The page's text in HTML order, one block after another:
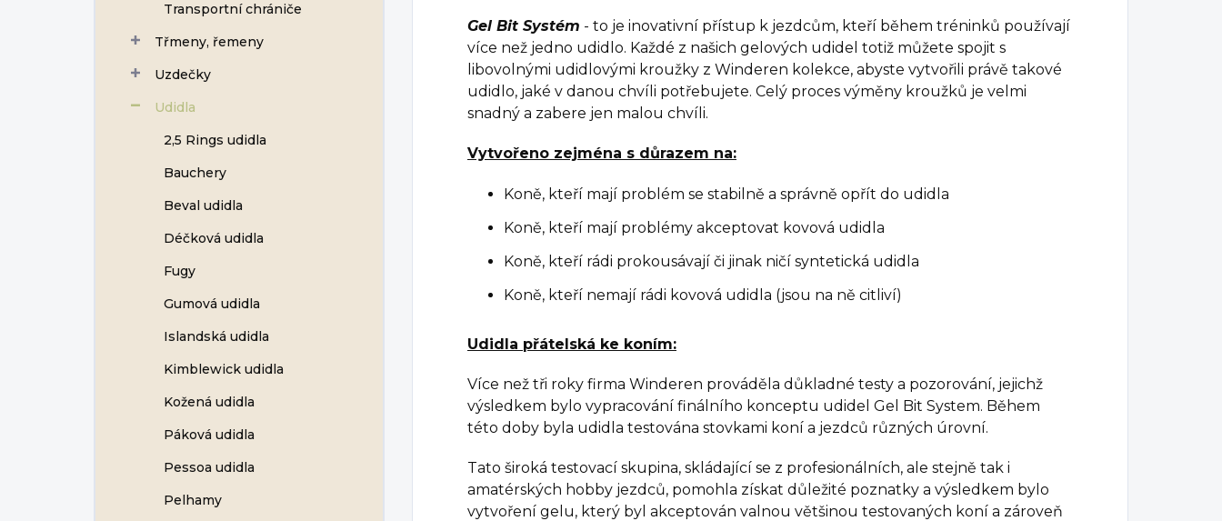
Transportní chrániče
Třmeny, řemeny
Uzdečky
Udidla
2,5 Rings udidla
Bauchery
Beval udidla
Déčková udidla
Fugy
Gumová udidla
Islandská udidla
Kimblewick udidla
Kožená udidla
Páková udidla
Pessoa udidla
Pelhamy
Gel Bit Systém - to je inovativní přístup k jezdcům, kteří během tréninků používají
více než jedno udidlo. Každé z našich gelových udidel totiž můžete spojit s
libovolnými udidlovými kroužky z Winderen kolekce, abyste vytvořili právě takové
udidlo, jaké v danou chvíli potřebujete. Celý proces výměny kroužků je velmi
snadný a zabere jen malou chvíli.
Vytvořeno zejména s důrazem na:
Koně, kteří mají problém se stabilně a správně opřít do udidla
Koně, kteří mají problémy akceptovat kovová udidla
Koně, kteří rádi prokousávají či jinak ničí syntetická udidla
Koně, kteří nemají rádi kovová udidla (jsou na ně citliví)
Udidla přátelská ke koním:
Více než tři roky firma Winderen prováděla důkladné testy a pozorování, jejichž
výsledkem bylo vypracování finálního konceptu udidel Gel Bit System. Během
této doby byla udidla testována stovkami koní a jezdců různých úrovní.
Tato široká testovací skupina, skládající se z profesionálních, ale stejně tak i
amatérských hobby jezdců, pomohla získat důležité poznatky a výsledkem bylo
vytvoření gelu, který byl akceptován valnou většinou testovaných koní a zároveň